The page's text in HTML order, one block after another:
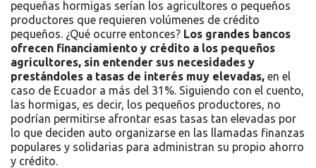
pequeñas hormigas serían los agricultores o pequeños
productores que requieren volúmenes de crédito
pequeños. ¿Qué ocurre entonces? Los grandes bancos
ofrecen financiamiento y crédito a los pequeños
agricultores, sin entender sus necesidades y
prestándoles a tasas de interés muy elevadas, en el
caso de Ecuador a más del 31%. Siguiendo con el cuento,
las hormigas, es decir, los pequeños productores, no
podrían permitirse afrontar esas tasas tan elevadas por
lo que deciden auto organizarse en las llamadas finanzas
populares y solidarias para administran su propio ahorro
y crédito.